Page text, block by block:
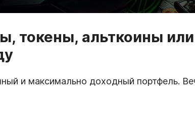
токены, альткоины или
и максимально доходный портфель.